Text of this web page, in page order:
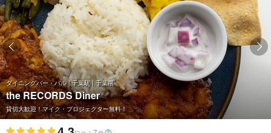
ダイニングバー・バル | 千葉駅 | 千葉県
the RECORDS Diner
貸切大歓迎！マイク・プロジェクター無料！